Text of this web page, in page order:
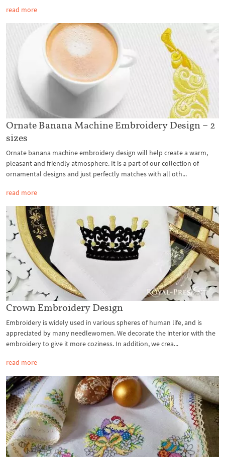
read more
Ornate Banana Machine Embroidery Design – 2
sizes
Ornate banana machine embroidery design will help create a warm,
pleasant and friendly atmosphere. It is a part of our collection of
ornamental designs and just perfectly matches with all oth...
read more
Crown Embroidery Design
Embroidery is widely used in various spheres of human life, and is
appreciated by many needlewomen. We decorate the interior with the
embroidery to give it more coziness. In addition, we crea...
read more